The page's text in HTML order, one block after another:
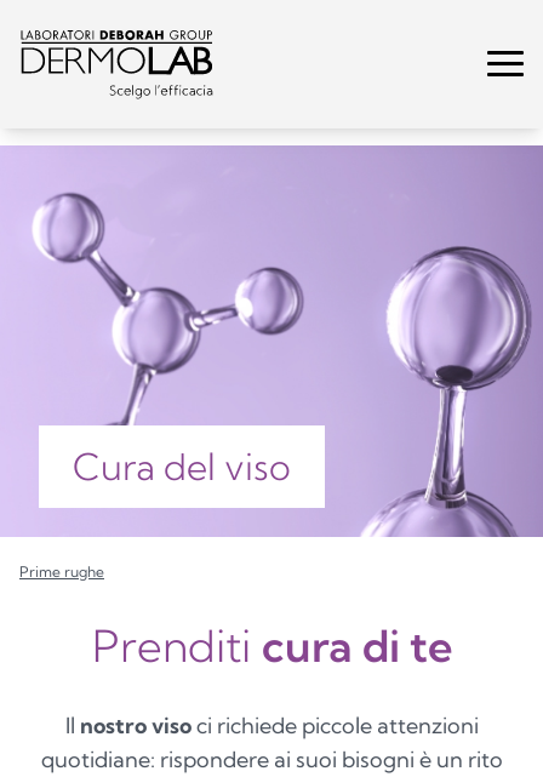
Cura del viso
Prime rughe
Prenditi cura di te
Il nostro visoci richiede piccole attenzioni
quotidiane: rispondere ai suoi bisogni è un rito